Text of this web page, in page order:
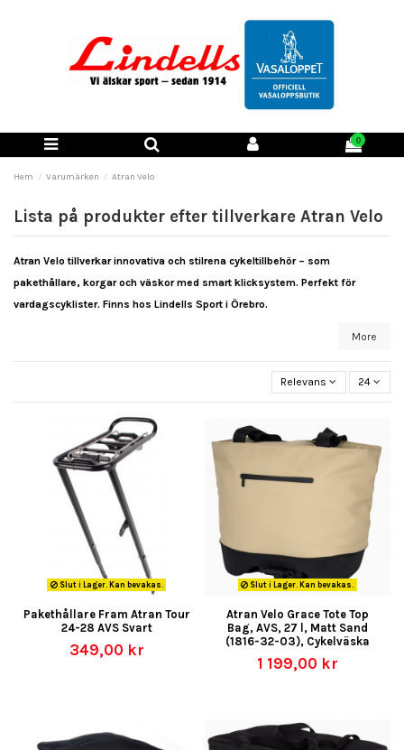
0
Hem Varumärken Atran Velo
Lista på produkter efter tillverkare Atran Velo
Atran Velo tillverkar innovativa och stilrena cykeltillbehör – som
pakethållare, korgar och väskor med smart klicksystem. Perfekt för
vardagscyklister. Finns hos Lindells Sport i Örebro.
More
Relevans 24
Slut i Lager. Kan bevakas.
Pakethållare Fram Atran Tour
24-28 AVS Svart
349,00 kr
Slut i Lager. Kan bevakas.
Atran Velo Grace Tote Top
Bag, AVS, 27 l, Matt Sand
(1816-32-03), Cykelväska
1 199,00 kr